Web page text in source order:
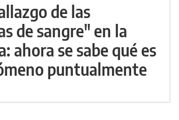
de las
de sangre" en la
ahora se sabe qué es
puntualmente